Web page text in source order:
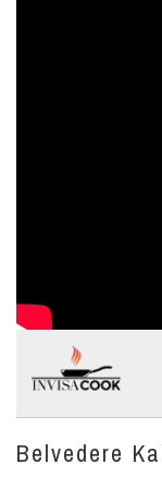
Belvedere